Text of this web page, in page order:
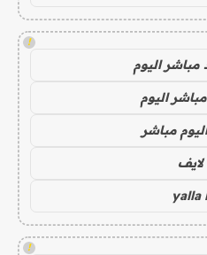
!
مباشر اليوم
اليوم
مباشر
لايف
yalla
!